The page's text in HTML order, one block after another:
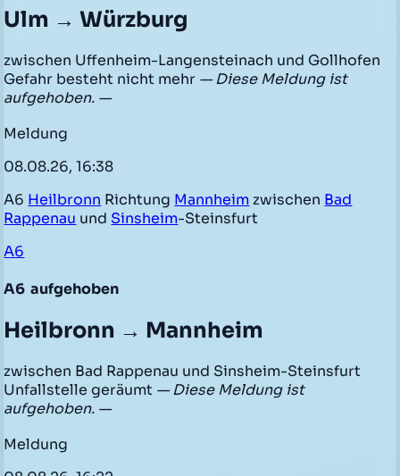
Ulm → Würzburg
zwischen Uffenheim-Langensteinach und Gollhofen
Gefahr besteht nicht mehr — Diese Meldung ist
aufgehoben. —
Meldung
08.08.26, 16:38
A6 Heilbronn Richtung Mannheim zwischen Bad
Rappenau und Sinsheim-Steinsfurt
A6
A6 aufgehoben
Heilbronn → Mannheim
zwischen Bad Rappenau und Sinsheim-Steinsfurt
Unfallstelle geräumt — Diese Meldung ist
aufgehoben. —
Meldung